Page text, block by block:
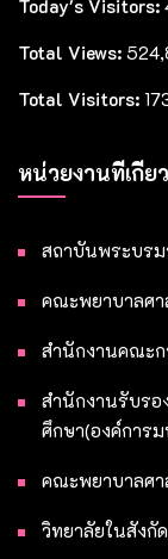
Today's Visitors:
Total Views:
Total Visitors:
หน่วยงานที่เกี่ย
สถาบันพระบร
คณะพยาบาลศ
สำนักงานคณะ
สำนักงานรับร
ศึกษา(องค์การ
คณะพยาบาลศา
วิทยาลัยในสัง